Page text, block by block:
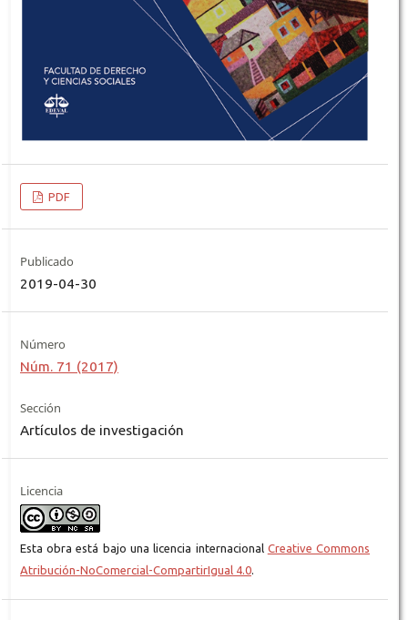
PDF
Publicado
2019-04-30
Número
Núm. 71 (2017)
Sección
Artículos de investigación
Licencia
Esta obra está bajo una licencia internacional Creative Commons
Atribución-NoComercial-CompartirIgual 4.0.